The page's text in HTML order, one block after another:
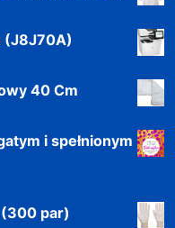
(J8J70A)
40 Cm
i spełnionym
par)